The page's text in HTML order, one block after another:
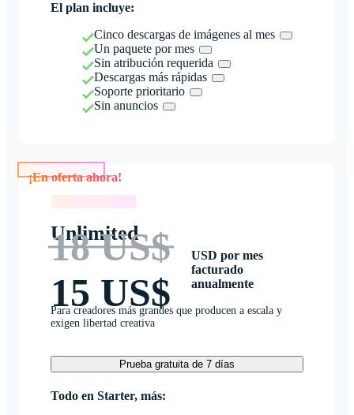
El plan incluye:
Cinco descargas de imágenes al mes
Un paquete por mes
Sin atribución requerida
Descargas más rápidas
Soporte prioritario
Sin anuncios
Unlimited
18 US$
15 US$
USD por mes
facturado
anualmente
Para creadores más grandes que producen a escala y
exigen libertad creativa
Prueba gratuita de 7 días
Todo en Starter, más: